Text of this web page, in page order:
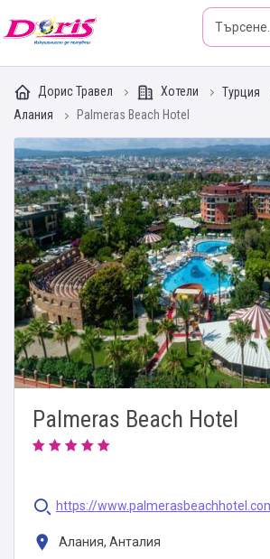
Doris - Изкушението да
Дорис Травел Хотели Турция
Алания
Palmeras Beach Hotel
Palmeras Beach Hotel
https://
Алания, Анталия